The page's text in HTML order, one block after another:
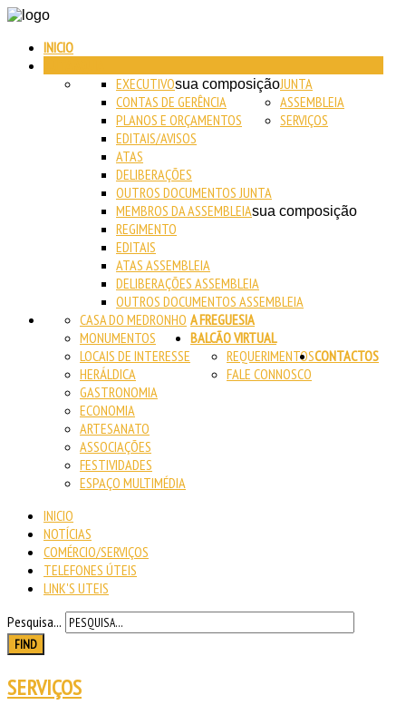
INICIO
JUNTA
EXECUTIVOsua composição
CONTAS DE GERÊNCIA
PLANOS E ORÇAMENTOS
EDITAIS/AVISOS
ATAS
DELIBERAÇÕES
OUTROS DOCUMENTOS JUNTA
ASSEMBLEIA
MEMBROS DA ASSEMBLEIAsua composição
REGIMENTO
EDITAIS
ATAS ASSEMBLEIA
DELIBERAÇÕES ASSEMBLEIA
OUTROS DOCUMENTOS ASSEMBLEIA
SERVIÇOS
A FREGUESIA
CASA DO MEDRONHO
MONUMENTOS
LOCAIS DE INTERESSE
HERÁLDICA
GASTRONOMIA
ECONOMIA
ARTESANATO
ASSOCIAÇÕES
FESTIVIDADES
ESPAÇO MULTIMÉDIA
BALCÃO VIRTUAL
REQUERIMENTOS
FALE CONNOSCO
CONTACTOS
INICIO
NOTÍCIAS
COMÉRCIO/SERVIÇOS
TELEFONES ÚTEIS
LINK'S UTEIS
Pesquisa...
FIND
SERVIÇOS